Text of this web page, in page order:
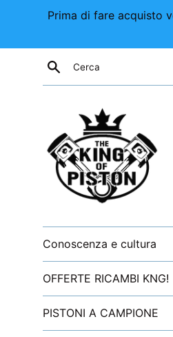
contenuti
Prima di fare acquisto
Cerca
Conoscenza e cultura
OFFERTE RICAMBI KNG!
PISTONI A CAMPIONE